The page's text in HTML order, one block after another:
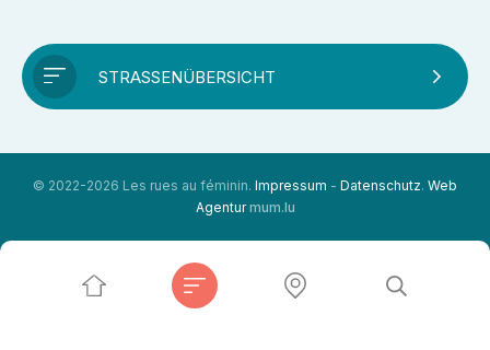
STRASSENÜBERSICHT
© 2022-2026 Les rues au féminin. Impressum - Datenschutz. Web
Agentur mum.lu